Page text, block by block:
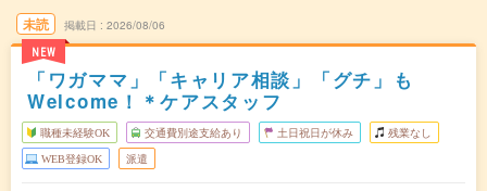
未読
NEW
掲載日 2026/08/06
「ワガママ」「キャリア相談」「グチ」も
Welcome！＊ケアスタッフ
職種未経験OK 交通費別途支給あり 土日祝日が休み 残業なし
WEB登録OK 派遣